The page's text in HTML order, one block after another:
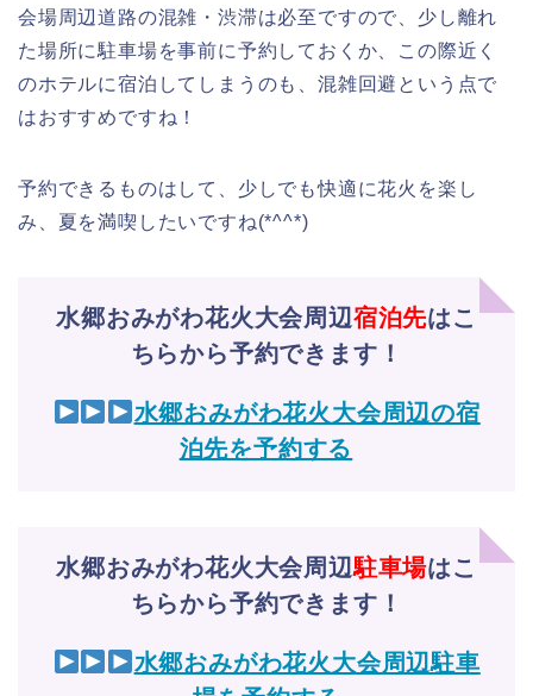
会場周辺道路の混雑・渋滞は必至ですので、少し離れ
た場所に駐車場を事前に予約しておくか、この際近く
のホテルに宿泊してしまうのも、混雑回避という点で
はおすすめですね！
予約できるものはして、少しでも快適に花火を楽し
み、夏を満喫したいですね(*^^*)
水郷おみがわ花火大会周辺宿泊先はこ
ちらから予約できます！
水郷おみがわ花火大会周辺の宿
泊先を予約する
水郷おみがわ花火大会周辺駐車場はこ
ちらから予約できます！
水郷おみがわ花火大会周辺駐車